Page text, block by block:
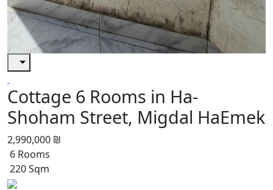
Cottage 6 Rooms in Ha-
Shoham Street, Migdal HaEmek
2,990,000 ₪
6 Rooms
220 Sqm